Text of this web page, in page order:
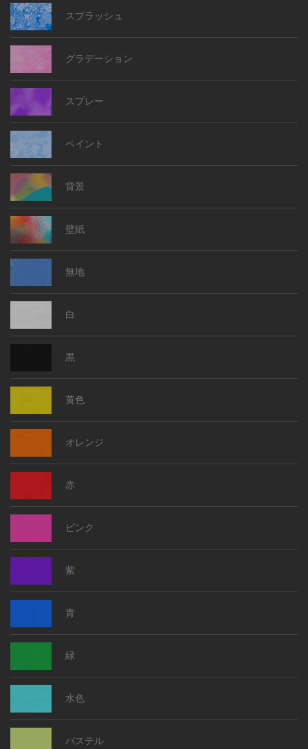
スプラッシュ
グラデーション
スプレー
ペイント
背景
壁紙
無地
白
黒
黄色
オレンジ
赤
ピンク
紫
青
緑
水色
パステル